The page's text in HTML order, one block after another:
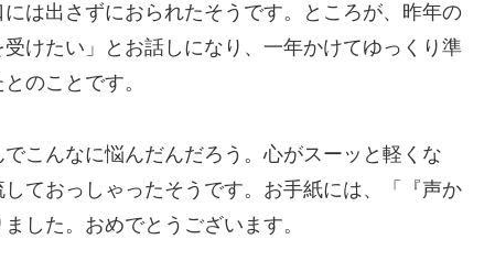
は出さずにおられたそうです。ところが、昨年の
けたい」とお話しになり、一年かけてゆっくり準
のことです。
こんなに悩んだんだろう。心がスーッと軽くな
ておっしゃったそうです。お手紙には、「『声か
した。おめでとうございます。